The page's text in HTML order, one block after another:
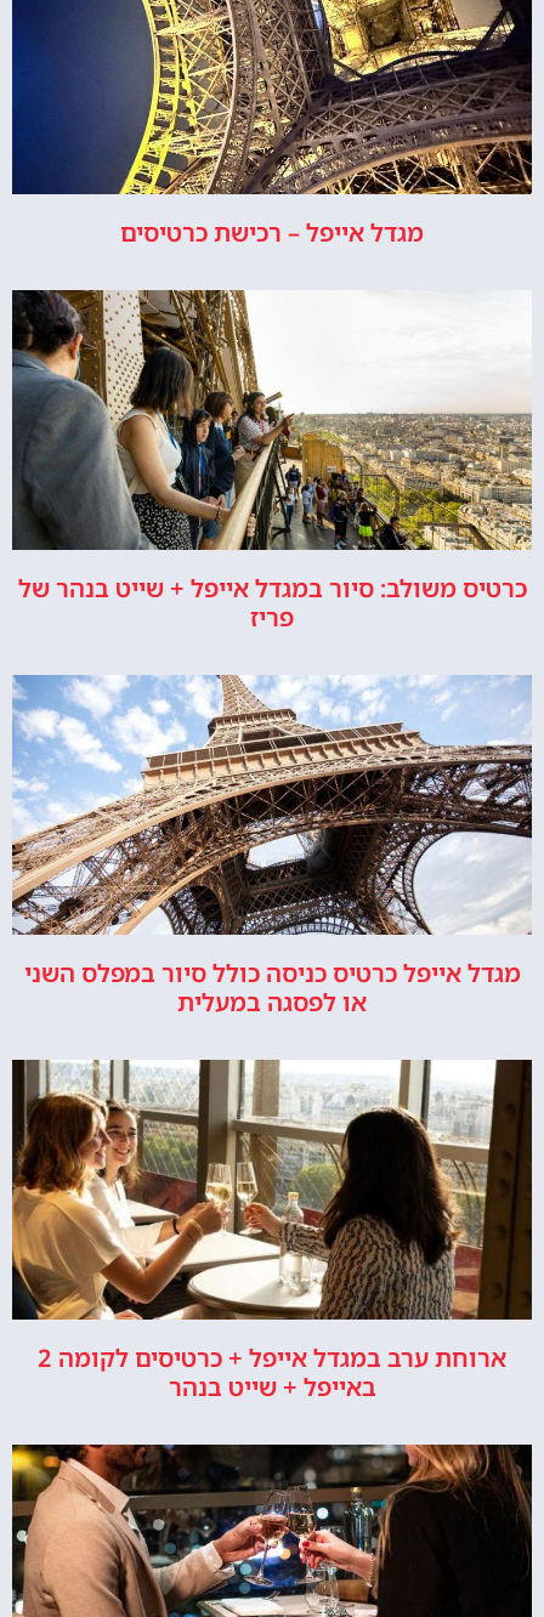
מגדל אייפל – רכישת כרטיסים
כרטיס משולב: סיור במגדל אייפל + שייט בנהר של
פריז
מגדל אייפל כרטיס כניסה כולל סיור במפלס השני
או לפסגה במעלית
ארוחת ערב במגדל אייפל + כרטיסים לקומה 2
באייפל + שייט בנהר